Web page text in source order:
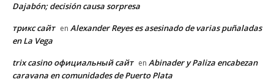
Dajabón; decisión causa sorpresa
трикс сайт en Alexander Reyes es asesinado de varias puñaladas
en La Vega
trix casino официальный сайт en Abinader y Paliza encabezan
caravana en comunidades de Puerto Plata